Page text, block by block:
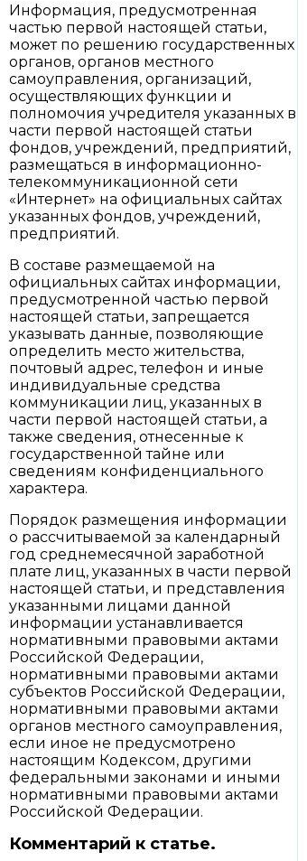
Информация, предусмотренная
частью первой настоящей статьи,
может по решению государственных
органов, органов местного
самоуправления, организаций,
осуществляющих функции и
полномочия учредителя указанных в
части первой настоящей статьи
фондов, учреждений, предприятий,
размещаться в информационно-
телекоммуникационной сети
«Интернет» на официальных сайтах
указанных фондов, учреждений,
предприятий.
В составе размещаемой на
официальных сайтах информации,
предусмотренной частью первой
настоящей статьи, запрещается
указывать данные, позволяющие
определить место жительства,
почтовый адрес, телефон и иные
индивидуальные средства
коммуникации лиц, указанных в
части первой настоящей статьи, а
также сведения, отнесенные к
государственной тайне или
сведениям конфиденциального
характера.
Порядок размещения информации
о рассчитываемой за календарный
год среднемесячной заработной
плате лиц, указанных в части первой
настоящей статьи, и представления
указанными лицами данной
информации устанавливается
нормативными правовыми актами
Российской Федерации,
нормативными правовыми актами
субъектов Российской Федерации,
нормативными правовыми актами
органов местного самоуправления,
если иное не предусмотрено
настоящим Кодексом, другими
федеральными законами и иными
нормативными правовыми актами
Российской Федерации.
Комментарий к статье.